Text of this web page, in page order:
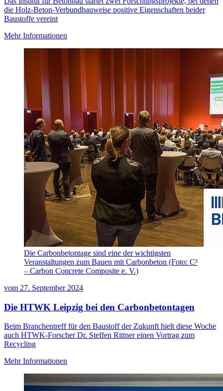
die Holz-Beton-Verbundbauweise positive Eigenschaften beider
Baustoffe vereint
Mehr Informationen
Die Carbonbetontage sind eine der wichtigsten
Veranstaltungen zum Bauen mit Carbonbeton (Foto: C³
– Carbon Concrete Composite e. V.)
vom 27. September 2024
Die HTWK Leipzig bei den Carbonbetontagen
Beim Branchentreff für den Baustoff der Zukunft hielt diese Woche
auch HTWK-Forscher Dr. Steffen Rittner einen Vortrag zum
Recycling
Mehr Informationen